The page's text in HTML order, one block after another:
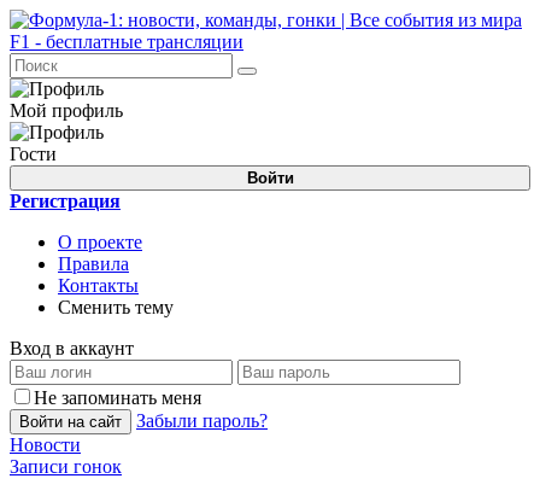
Мой профиль
Гости
Войти
Регистрация
О проекте
Правила
Контакты
Сменить тему
Вход в аккаунт
Не запоминать меня
Войти на сайт
Забыли пароль?
Новости
Записи гонок